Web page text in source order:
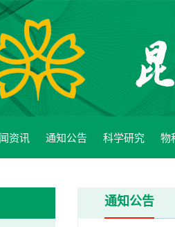
资讯 通知公告 科学研究 物
通知公告